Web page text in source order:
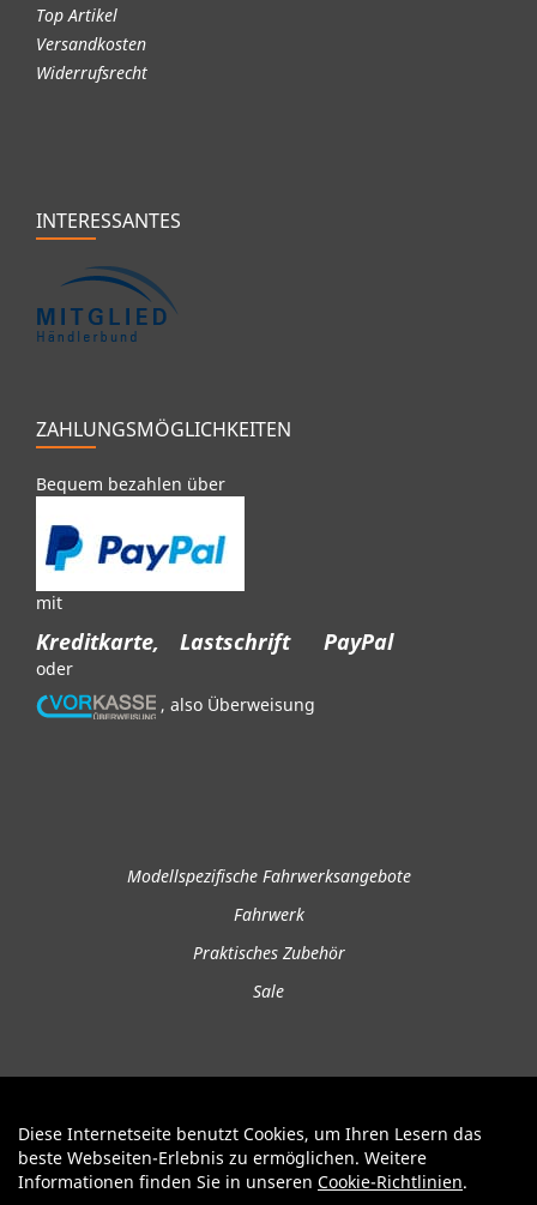
Top Artikel
Versandkosten
Widerrufsrecht
INTERESSANTES
ZAHLUNGSMÖGLICHKEITEN
Bequem bezahlen über
mit
Kreditkarte, Lastschrift PayPal
oder
, also Überweisung
Modellspezifische Fahrwerksangebote
Fahrwerk
Praktisches Zubehör
Sale
Diese Internetseite benutzt Cookies, um Ihren Lesern das
beste Webseiten-Erlebnis zu ermöglichen. Weitere
Informationen finden Sie in unseren Cookie-Richtlinien.
Auftrag widerrufen